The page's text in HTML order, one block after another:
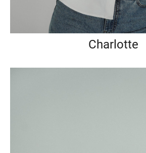
Charlotte